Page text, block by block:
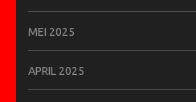
MEI 2025
APRIL 2025